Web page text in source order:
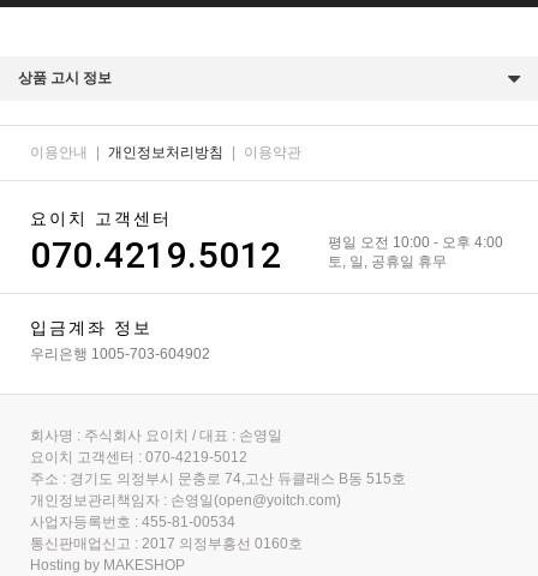
상품 고시 정보
이용안내 | 개인정보처리방침 | 이용약관
요이치 고객센터
070.4219.5012
평일 오전 10:00 - 오후 4:00
토, 일, 공휴일 휴무
입금계좌 정보
우리은행 1005-703-604902
회사명 : 주식회사 요이치 / 대표 : 손영일
요이치 고객센터 : 070-4219-5012
주소 : 경기도 의정부시 문충로 74,고산 듀클래스 B동 515호
개인정보관리책임자 : 손영일(open@yoitch.com)
사업자등록번호 : 455-81-00534
통신판매업신고 : 2017 의정부흥선 0160호
Hosting by MAKESHOP